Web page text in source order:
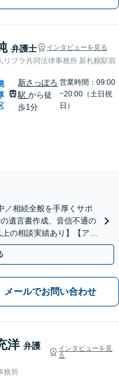
弁護士 インタビューを見る
リブラ共同法律事務所 新札幌駅前
新さっぽろ
駅から徒
歩1分
営業時間：09:00
~20:00（土日祝
日）
／相続全般を手厚くサポ
遺言書作成、音信不通の
の相談実績あり】【アク
メールでお問い合わせ
洋 弁護
インタビューを見
る
務所